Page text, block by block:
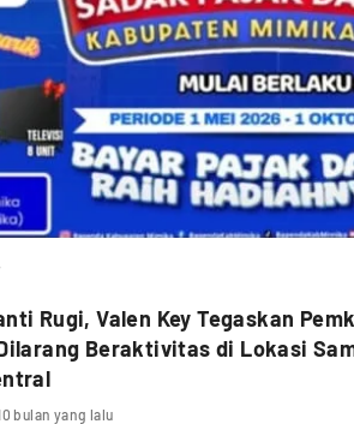
Rugi, Valen Key Tegaskan
Beraktivitas di Lokasi
bulan yang lalu